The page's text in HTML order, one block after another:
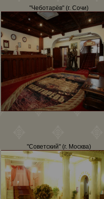
"Чеботарёв" (г. Сочи)
"Советский" (г. Москва)